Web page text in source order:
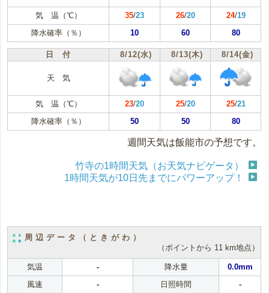
気 温（℃） 35/23 26/20 24/19
降水確率（％）
10 60 80
日 付 8/12(水) 8/13(木) 8/14(金)
天 気
気 温（℃） 23/20 25/20 25/21
降水確率（％）
50 50 80
週間天気は飯能市の予想です。
竹寺の1時間天気（お天気ナビゲータ）
1時間天気が10日先までにパワーアップ！
周辺データ（ときがわ）
（ポイントから 11 km地点）
気温 - 降水量
0.0mm
風速
- 日照時間 -